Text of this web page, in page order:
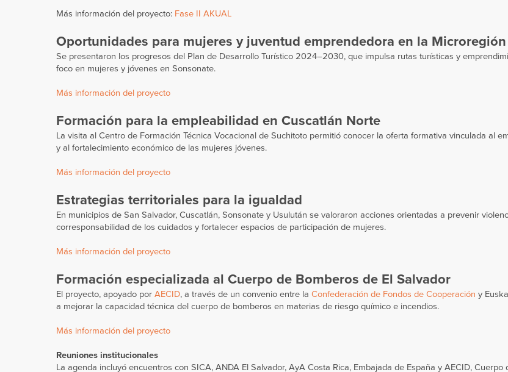
Más información del proyecto: Fase II AKUAL
Oportunidades para mujeres y juventud emprendedora en la
Se presentaron los progresos del Plan de Desarrollo Turístico 2024–2030, que impulsa rutas turísticas y
foco en mujeres y jóvenes en Sonsonate.
Más información del proyecto
Formación para la empleabilidad en Cuscatlán Norte
La visita al Centro de Formación Técnica Vocacional de Suchitoto permitió conocer la oferta formativa vinculada al
y al fortalecimiento económico de las mujeres jóvenes.
Más información del proyecto
Estrategias territoriales para la igualdad
En municipios de San Salvador, Cuscatlán, Sonsonate y Usulután se valoraron acciones orientadas a prevenir
corresponsabilidad de los cuidados y fortalecer espacios de participación de mujeres.
Más información del proyecto
Formación especializada al Cuerpo de Bomberos de El Salvador
El proyecto, apoyado por AECID, a través de un convenio entre la Confederación de Fondos de Cooperación y
a mejorar la capacidad técnica del cuerpo de bomberos en materias de riesgo químico e incendios.
Más información del proyecto
Reuniones institucionales
La agenda incluyó encuentros con SICA, ANDA El Salvador, AyA Costa Rica, Embajada de España y AECID, Cuerpo